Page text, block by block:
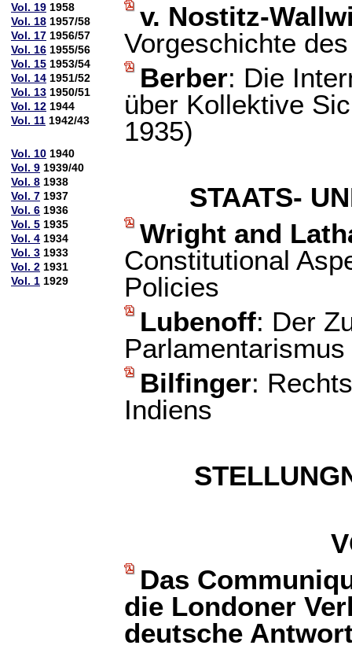
Vol. 19 1958
Vol. 18 1957/58
Vol. 17 1956/57
Vol. 16 1955/56
Vol. 15 1953/54
Vol. 14 1951/52
Vol. 13 1950/51
Vol. 12 1944
Vol. 11 1942/43
Vol. 10 1940
Vol. 9 1939/40
Vol. 8 1938
Vol. 7 1937
Vol. 6 1936
Vol. 5 1935
Vol. 4 1934
Vol. 3 1933
Vol. 2 1931
Vol. 1 1929
v. Nostitz-
Vorgeschichte
Berber: Die
über Kollektive
1935)
STAATS-
Wright and
Constitutional
Policies
Lubenoff: Der
Bilfinger:
Indiens
Das
die Londoner
deutsche